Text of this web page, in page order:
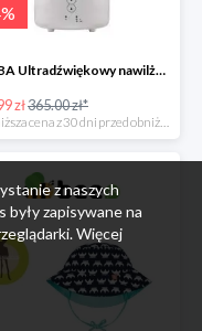
%
BEABA Ultradźwiękowy nawilżacz powietrza White -34%
zł365.00 zł*
*najniższa cena z 30 dni przed obniżką
z naszych
były zapisywane na
Więcej